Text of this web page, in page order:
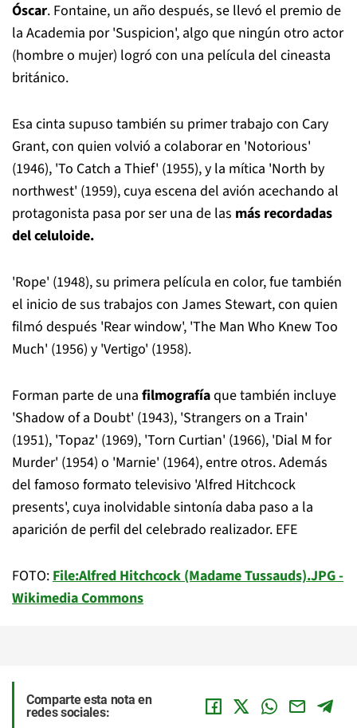
Óscar. Fontaine, un año después, se llevó el premio de
la Academia por 'Suspicion', algo que ningún otro actor
(hombre o mujer) logró con una película del cineasta
británico.
Esa cinta supuso también su primer trabajo con Cary
Grant, con quien volvió a colaborar en 'Notorious'
(1946), 'To Catch a Thief' (1955), y la mítica 'North by
northwest' (1959), cuya escena del avión acechando al
protagonista pasa por ser una de las más recordadas
del celuloide.
'Rope' (1948), su primera película en color, fue también
el inicio de sus trabajos con James Stewart, con quien
filmó después 'Rear window', 'The Man Who Knew Too
Much' (1956) y 'Vertigo' (1958).
Forman parte de una filmografíaque también incluye
'Shadow of a Doubt' (1943), 'Strangers on a Train'
(1951), 'Topaz' (1969), 'Torn Curtian' (1966), 'Dial M for
Murder' (1954) o 'Marnie' (1964), entre otros. Además
del famoso formato televisivo 'Alfred Hitchcock
presents', cuya inolvidable sintonía daba paso a la
aparición de perfil del celebrado realizador. EFE
FOTO:File:Alfred Hitchcock (Madame Tussauds).JPG -
Wikimedia Commons
Comparte esta nota en
redes sociales: